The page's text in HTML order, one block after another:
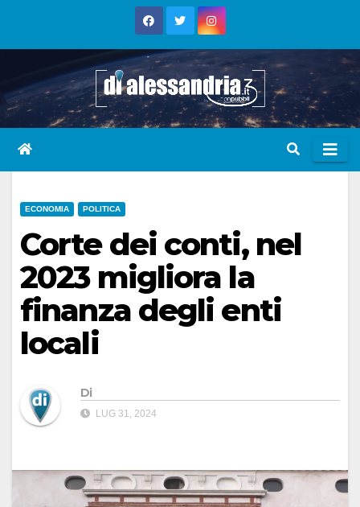
ECONOMIA POLITICA
Corte dei conti, nel
2023 migliora la
finanza degli enti
locali
Di
LUG 31, 2024